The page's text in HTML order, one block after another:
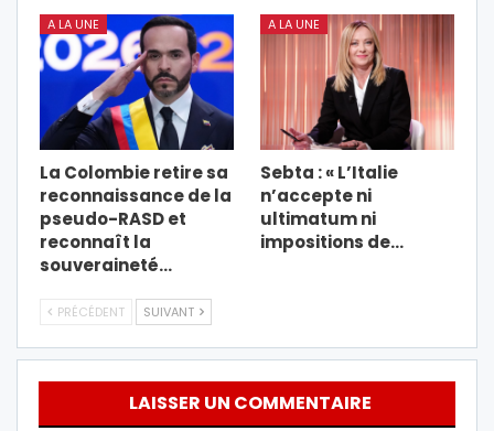
A LA UNE
La Colombie retire sa
reconnaissance de la
pseudo-RASD et
reconnaît la
souveraineté…
A LA UNE
Sebta : « L’Italie
n’accepte ni
ultimatum ni
impositions de…
PRÉCÉDENT SUIVANT
LAISSER UN COMMENTAIRE